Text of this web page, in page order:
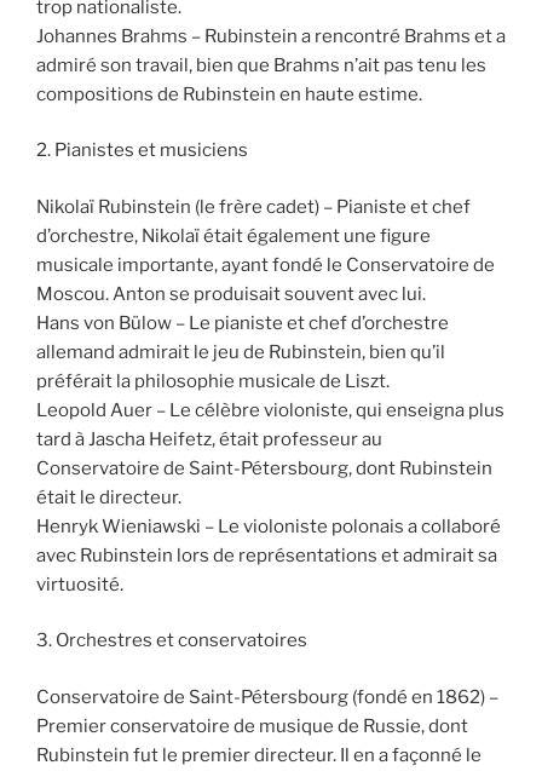
trop nationaliste.
Johannes Brahms – Rubinstein a rencontré Brahms et a
admiré son travail, bien que Brahms n’ait pas tenu les
compositions de Rubinstein en haute estime.
2. Pianistes et musiciens
Nikolaï Rubinstein (le frère cadet) – Pianiste et chef
d’orchestre, Nikolaï était également une figure
musicale importante, ayant fondé le Conservatoire de
Moscou. Anton se produisait souvent avec lui.
Hans von Bülow – Le pianiste et chef d’orchestre
allemand admirait le jeu de Rubinstein, bien qu’il
préférait la philosophie musicale de Liszt.
Leopold Auer – Le célèbre violoniste, qui enseigna plus
tard à Jascha Heifetz, était professeur au
Conservatoire de Saint-Pétersbourg, dont Rubinstein
était le directeur.
Henryk Wieniawski – Le violoniste polonais a collaboré
avec Rubinstein lors de représentations et admirait sa
virtuosité.
3. Orchestres et conservatoires
Conservatoire de Saint-Pétersbourg (fondé en 1862) –
Premier conservatoire de musique de Russie, dont
Rubinstein fut le premier directeur. Il en a façonné le